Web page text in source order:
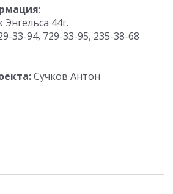
:
Энгельса 44г.
33-94, 729-33-95, 235-38-68
Сучков Антон